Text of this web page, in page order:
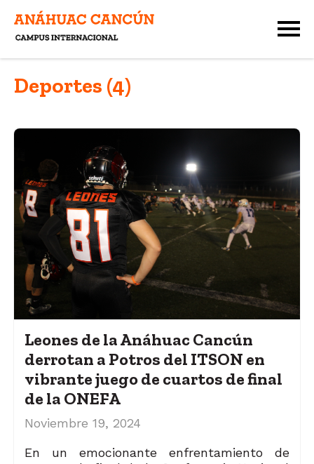
Deportes (4)
Leones de la Anáhuac Cancún
derrotan a Potros del ITSON en
vibrante juego de cuartos de final
de la ONEFA
Noviembre 19, 2024
En un emocionante enfrentamiento de